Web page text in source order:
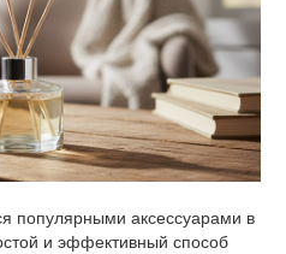
популярными аксессуарами в
и эффективный способ